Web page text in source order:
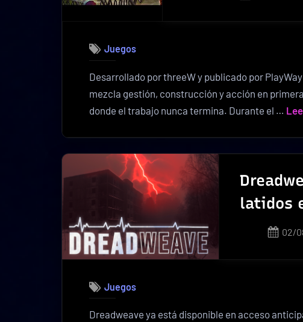
Juegos
Desarrollado por threeW y publicado por
mezcla gestión, construcción y acción en
donde el trabajo nunca termina. Durante el …
latidos
02/
Juegos
Dreadweave ya está disponible en acceso